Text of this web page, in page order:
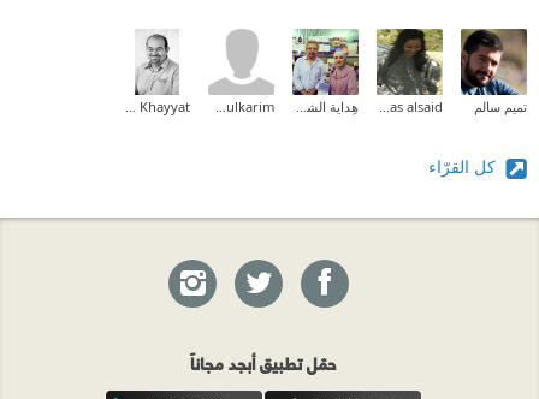
تميم سالم
كل القرّاء
حمّل تطبيق أبجد مجاناً